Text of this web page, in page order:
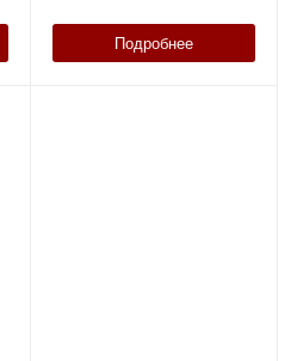
Подробнее